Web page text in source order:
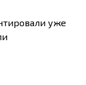
уже